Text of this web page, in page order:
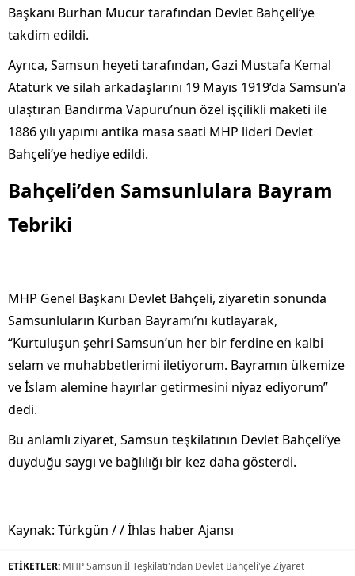
Başkanı Burhan Mucur tarafından Devlet Bahçeli’ye
takdim edildi.
Ayrıca, Samsun heyeti tarafından, Gazi Mustafa Kemal
Atatürk ve silah arkadaşlarını 19 Mayıs 1919’da Samsun’a
ulaştıran Bandırma Vapuru’nun özel işçilikli maketi ile
1886 yılı yapımı antika masa saati MHP lideri Devlet
Bahçeli’ye hediye edildi.
Bahçeli’den Samsunlulara Bayram
Tebriki
MHP Genel Başkanı Devlet Bahçeli, ziyaretin sonunda
Samsunluların Kurban Bayramı’nı kutlayarak,
“Kurtuluşun şehri Samsun’un her bir ferdine en kalbi
selam ve muhabbetlerimi iletiyorum. Bayramın ülkemize
ve İslam alemine hayırlar getirmesini niyaz ediyorum”
dedi.
Bu anlamlı ziyaret, Samsun teşkilatının Devlet Bahçeli’ye
duyduğu saygı ve bağlılığı bir kez daha gösterdi.
Kaynak: Türkgün / / İhlas haber Ajansı
ETİKETLER: MHP Samsun İl Teşkilatı'ndan Devlet Bahçeli'ye Ziyaret